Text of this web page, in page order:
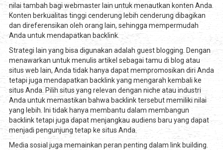
nilai tambah bagi webmaster lain untuk menautkan konten Anda.
Konten berkualitas tinggi cenderung lebih cenderung dibagikan
dan direferensikan oleh orang lain, sehingga mempermudah
Anda untuk mendapatkan backlink.
Strategi lain yang bisa digunakan adalah guest blogging. Dengan
menawarkan untuk menulis artikel sebagai tamu di blog atau
situs web lain, Anda tidak hanya dapat mempromosikan diri Anda
tetapi juga mendapatkan backlink yang mengarah kembali ke
situs Anda. Pilih situs yang relevan dengan niche atau industri
Anda untuk memastikan bahwa backlink tersebut memiliki nilai
yang lebih. Ini tidak hanya membantu dalam membangun
backlink tetapi juga dapat menjangkau audiens baru yang dapat
menjadi pengunjung tetap ke situs Anda.
Media sosial juga memainkan peran penting dalam link building.